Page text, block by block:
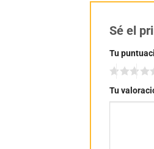
Sé el
Tu
Tu